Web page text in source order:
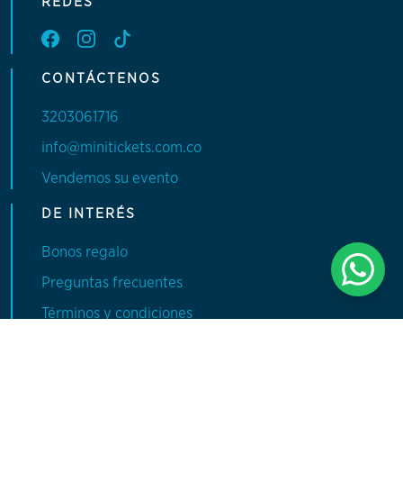
CONTÁCTENOS
3203061716
info@minitickets.com.co
Vendemos su evento
DE INTERÉS
Bonos regalo
Preguntas frecuentes
Términos y condiciones